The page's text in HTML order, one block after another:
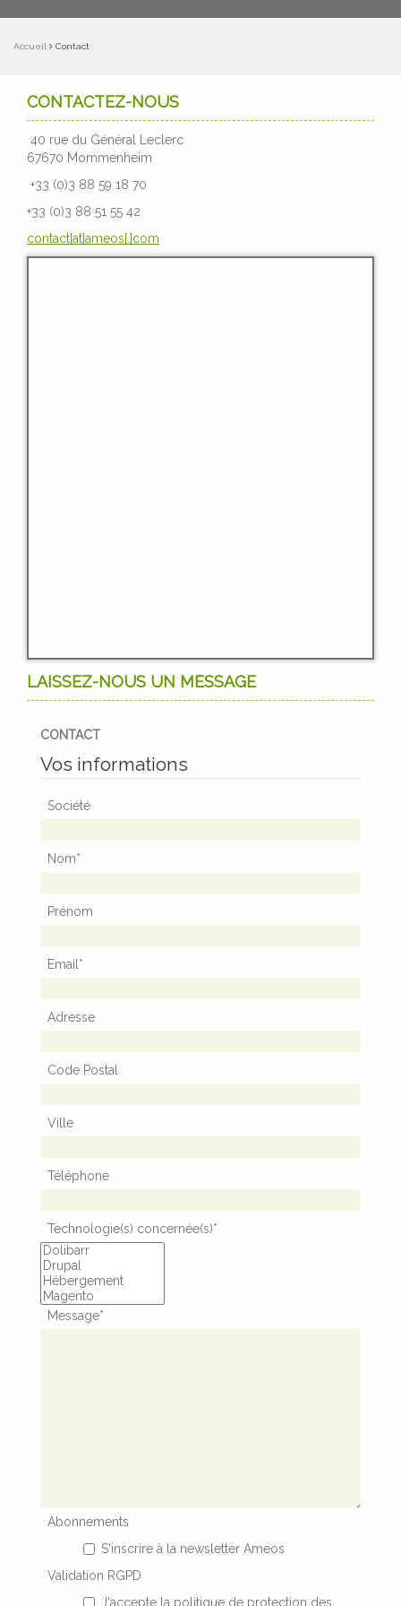
Accueil Contact
CONTACTEZ-NOUS
40 rue du Général Leclerc
67670 Mommenheim
+33 (0)3 88 59 18 70
+33 (0)3 88 51 55 42
contact[at]ameos[.]com
LAISSEZ-NOUS UN MESSAGE
CONTACT
Vos informations
Société
Nom*
Prénom
Email *
Adresse
Code Postal
Ville
Téléphone
Technologie(s) concernée(s)*
Message*
Abonnements
S'inscrire à la newsletter Ameos
Validation RGPD
J'accepte la politique de protection des